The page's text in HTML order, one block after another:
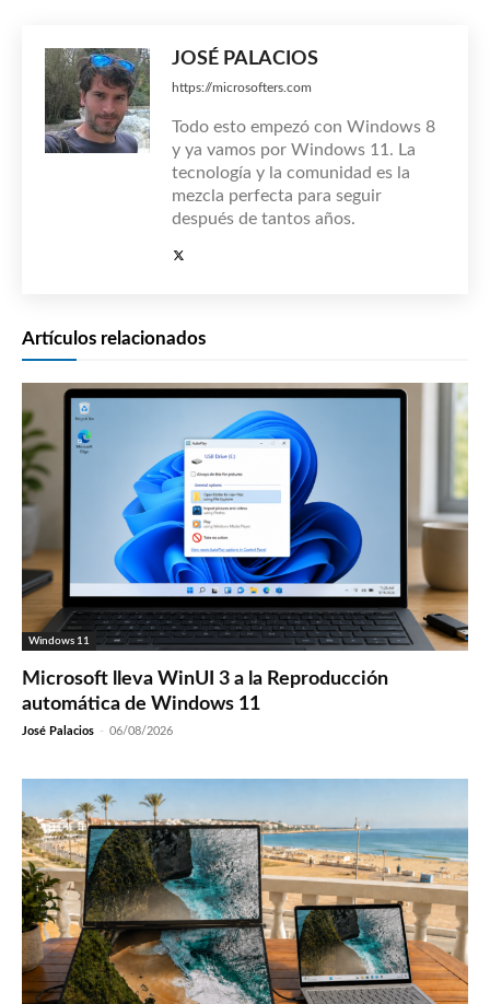
JOSÉ PALACIOS
https://microsofters.com
Todo esto empezó con Windows 8
y ya vamos por Windows 11. La
tecnología y la comunidad es la
mezcla perfecta para seguir
después de tantos años.
Artículos relacionados
Windows 11
Microsoft lleva WinUI 3 a la Reproducción
automática de Windows 11
José Palacios - 06/08/2026